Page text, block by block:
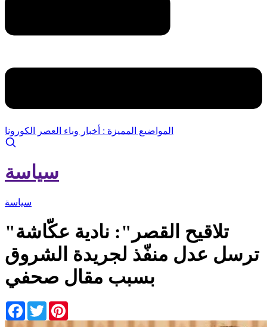
المواضيع المميزة : أخبار وباء العصر الكورونا
سياسة
سياسة
"تلاقيح القصر": نادية عكّاشة
ترسل عدل منفّذ لجريدة الشروق
بسبب مقال صحفي
Facebook
Twitter